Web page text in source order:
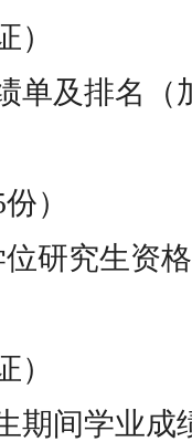
）
单及排名（
）
研究生资
）
期间学业成